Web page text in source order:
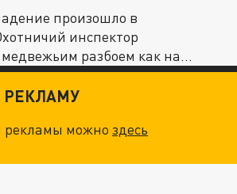
произошло в
инспектор
медвежьим разбоем как на
РЕКЛАМУ
рекламы можноздесь